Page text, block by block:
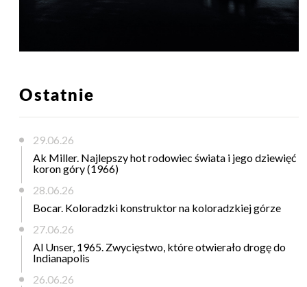
Ostatnie
29.06.26
Ak Miller. Najlepszy hot rodowiec świata i jego dziewięć
koron góry (1966)
28.06.26
Bocar. Koloradzki konstruktor na koloradzkiej górze
27.06.26
Al Unser, 1965. Zwycięstwo, które otwierało drogę do
Indianapolis
26.06.26